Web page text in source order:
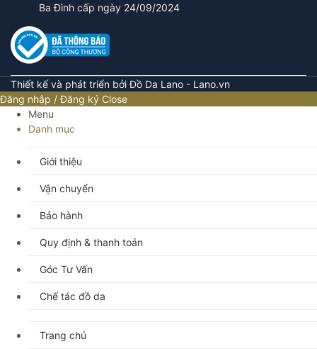
Ba Đình cấp ngày 24/09/2024
Thiết kế và phát triển bởi Đồ Da Lano - Lano.vn
Đăng nhập / Đăng ký Close
Menu
Danh mục
Giới thiệu
Vận chuyển
Bảo hành
Quy định & thanh toán
Góc Tư Vấn
Chế tác đồ da
Trang chủ